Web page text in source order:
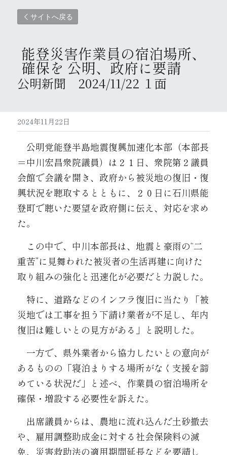
サイトへ戻る
能登災害作業員の宿泊場所、
確保を 公明、政府に要請
公明新聞　2024/11/22 １面
2024年11月22日
公明党能登半島地震復興加速化本部（本部長
＝中川宏昌衆院議員）は２１日、衆院第２議員
会館で会議を開き、政府から被災地の復旧・復
興状況を聴取するとともに、２０日に石川県能
登町で聴いた要望を政府側に伝え、対応を求め
た。
この中で、中川本部長は、地震と豪雨の“二
重苦”に見舞われた被災者の生活再建に向けた
取り組みの強化と迅速化が必要だと力説した。
特に、道路などのインフラ復旧に当たり「被
災地では工事を担う下請け業者が不足し、年内
復旧は難しいとの見方がある」と説明した。
一方で、県外業者から協力したいとの意向が
あるものの「寝泊まりする場所がなく支援を諦
めている状況だ」と述べ、作業員の宿泊場所を
確保・増設する必要性を訴えた。
出席議員からは、農地に流れ込んだ土砂撤去
や、雇用調整助成金に対する社会保険料の減
免、災害救助法の適用期間延長などを要請し